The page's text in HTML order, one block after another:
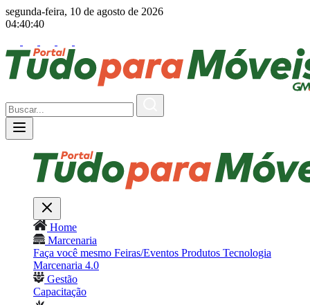
segunda-feira, 10 de agosto de 2026
04:40:42
Home
Marcenaria
Faça você mesmo Feiras/Eventos Produtos Tecnologia
Marcenaria 4.0
Gestão
Capacitação